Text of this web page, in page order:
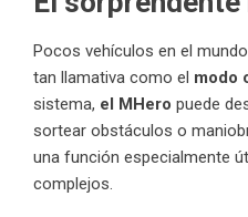
Pocos vehículos en el
tan llamativa como el modo
sistema, el MHero puede
sortear obstáculos o
una función especialmente
complejos.